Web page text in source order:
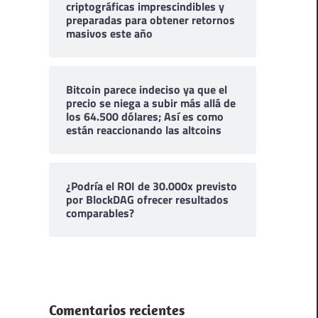
criptográficas imprescindibles y
preparadas para obtener retornos
masivos este año
Bitcoin parece indeciso ya que el
precio se niega a subir más allá de
los 64.500 dólares; Así es como
están reaccionando las altcoins
¿Podría el ROI de 30.000x previsto
por BlockDAG ofrecer resultados
comparables?
Comentarios recientes